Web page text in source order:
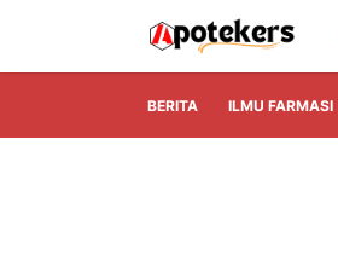
BERITA ILMU FARMASI